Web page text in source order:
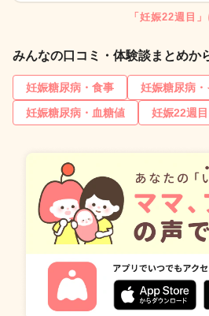
「妊娠22週目
みんなの口コミ・体験談まとめか
妊娠糖尿病・食事
妊娠糖尿病
妊娠糖尿病・血糖値
妊娠22週